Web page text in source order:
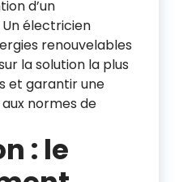
d’un
électricien
renouvelables
la solution la plus
et garantir une
normes de
: le